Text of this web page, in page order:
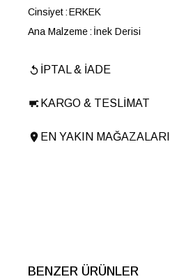
Cinsiyet ERKEK
Ana Malzeme İnek Derisi
Topuk Boyu
4 cm
Ürün Cinsi
Casual
Taban Yüksekliği
3 cm
İPTAL & İADE
KARGO & TESLIMAT
EN YAKIN
BENZER ÜRÜNLER